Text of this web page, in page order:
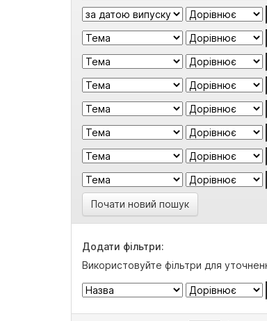
Почати новий пошук
Додати фільтри:
Використовуйте фільтри для